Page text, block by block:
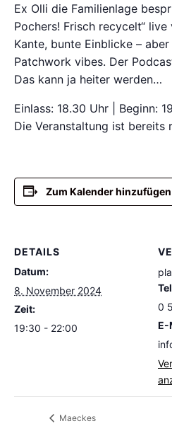
Ex Olli die Familienlage
Pochers! Frisch recycelt“
Kante, bunte Einblicke –
Patchwork vibes. Der
Das kann ja heiter werden…
Einlass: 18.30 Uhr | Beginn:
Die Veranstaltung ist bereits
Zum Kalender hinzufügen
DETAILS
Datum:
8. November 2024
Zeit:
19:30 - 22:00
0
E-
Maeckes